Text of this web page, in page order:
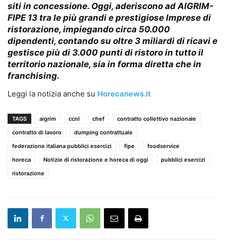
siti in concessione. Oggi, aderiscono ad AIGRIM-
FIPE 13 tra le più grandi e prestigiose Imprese di
ristorazione, impiegando circa 50.000
dipendenti, contando su oltre 3 miliardi di ricavi e
gestisce più di 3.000 punti di ristoro in tutto il
territorio nazionale, sia in forma diretta che in
franchising.
Leggi la notizia anche su Horecanews.it
TAGS aigrim ccnl chef
contratto collettivo nazionale
contratto di lavoro
dumping contrattuale
federazione italiana pubblici esercizi
fipe
foodservice
horeca
Notizie di ristorazione e horeca di oggi
pubblici esercizi
ristorazione